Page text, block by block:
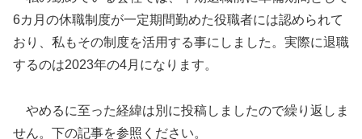
6カ月の休職制度が一定期間勤めた役職者には認められて
おり、私もその制度を活用する事にしました。実際に退職
するのは2023年の4月になります。
やめるに至った経緯は別に投稿しましたので繰り返しま
せん。下の記事を参照ください。